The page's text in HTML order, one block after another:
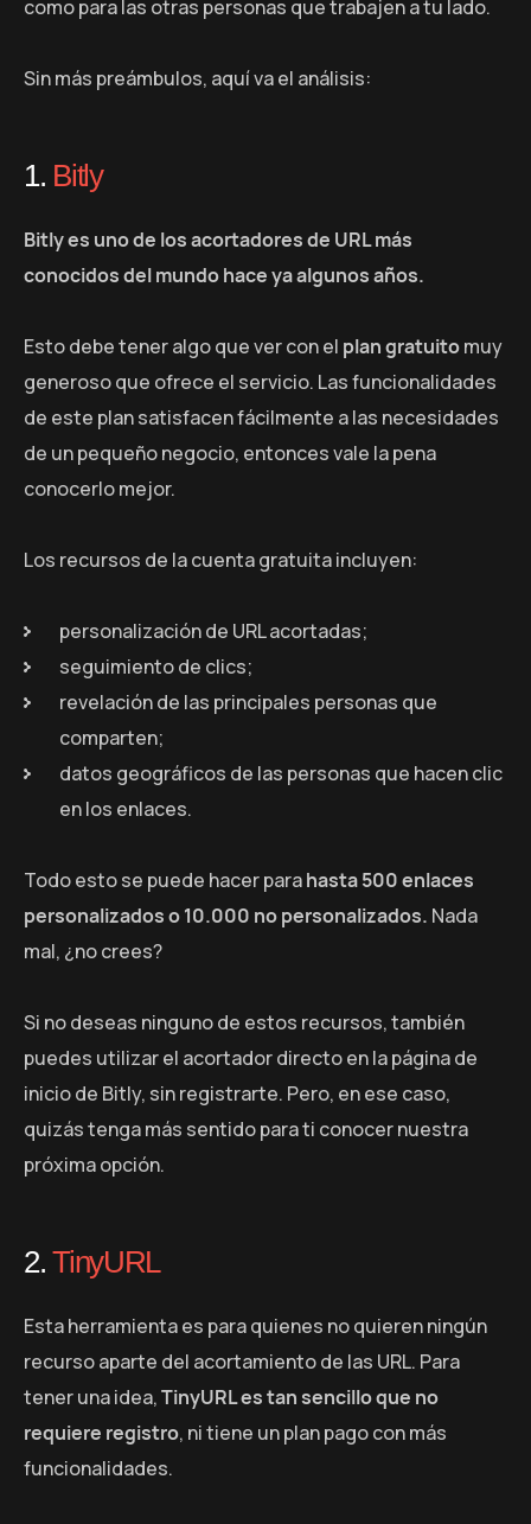
como para las otras personas que trabajen a tu lado.
Sin más preámbulos, aquí va el análisis:
1. Bitly
Bitly es uno de los acortadores de URL más
conocidos del mundo hace ya algunos años.
Esto debe tener algo que ver con el plan gratuitomuy
generoso que ofrece el servicio. Las funcionalidades
de este plan satisfacen fácilmente a las necesidades
de un pequeño negocio, entonces vale la pena
conocerlo mejor.
Los recursos de la cuenta gratuita incluyen:
personalización de URL acortadas;
seguimiento de clics;
revelación de las principales personas que
comparten;
datos geográficos de las personas que hacen clic
en los enlaces.
Todo esto se puede hacer parahasta 500 enlaces
personalizados o 10.000 no personalizados. Nada
mal, ¿no crees?
Si no deseas ninguno de estos recursos, también
puedes utilizar el acortador directo en la página de
inicio de Bitly, sin registrarte. Pero, en ese caso,
quizás tenga más sentido para ti conocer nuestra
próxima opción.
2.TinyURL
Esta herramienta es para quienes no quieren ningún
recurso aparte del acortamiento de las URL. Para
tener una idea,TinyURL es tan sencillo que no
requiere registro, ni tiene un plan pago con más
funcionalidades.